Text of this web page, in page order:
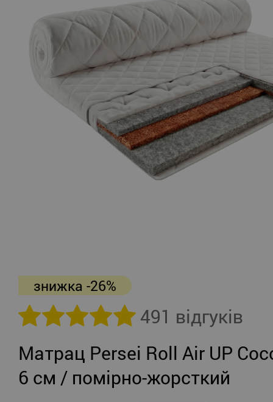
знижка -26%
491 відгуків
Матрац Persei Roll Air UP
6 см / помірно-жорсткий